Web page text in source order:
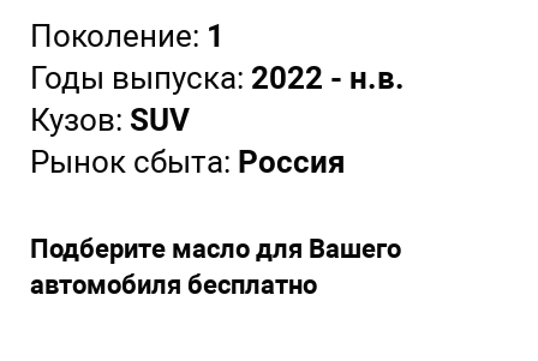
Поколение: 1
Годы выпуска: 2022 - н.в.
Кузов: SUV
Рынок сбыта: Россия
Подберите масло для Вашего
автомобиля бесплатно